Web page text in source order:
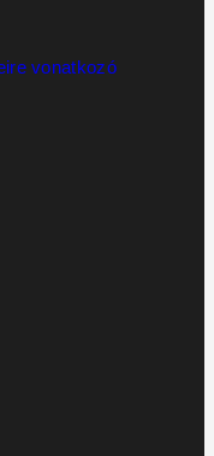
vonatkozó